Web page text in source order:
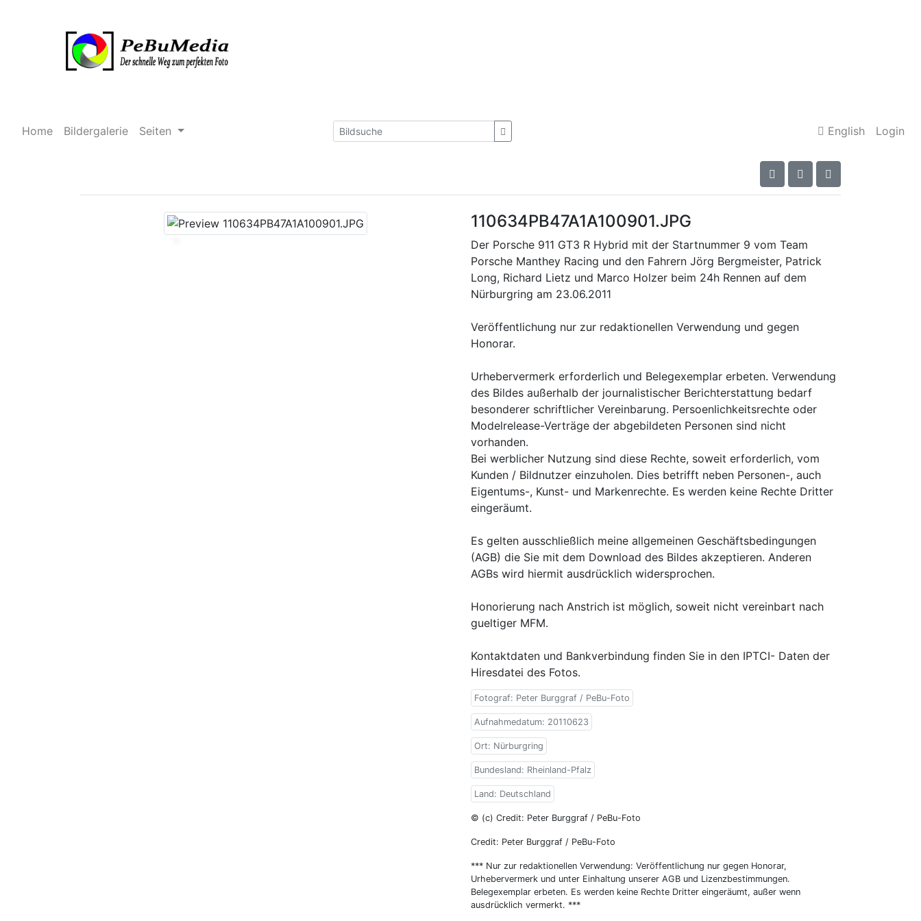
Home Bildergalerie Seiten English Login
110634PB47A1A100901.JPG
Der Porsche 911 GT3 R Hybrid mit der Startnummer 9 vom Team
Porsche Manthey Racing und den Fahrern Jörg Bergmeister, Patrick
Long, Richard Lietz und Marco Holzer beim 24h Rennen auf dem
Nürburgring am 23.06.2011
Veröffentlichung nur zur redaktionellen Verwendung und gegen
Honorar.
Urhebervermerk erforderlich und Belegexemplar erbeten. Verwendung
des Bildes außerhalb der journalistischer Berichterstattung bedarf
besonderer schriftlicher Vereinbarung. Persoenlichkeitsrechte oder
Modelrelease-Verträge der abgebildeten Personen sind nicht
vorhanden.
Bei werblicher Nutzung sind diese Rechte, soweit erforderlich, vom
Kunden / Bildnutzer einzuholen. Dies betrifft neben Personen-, auch
Eigentums-, Kunst- und Markenrechte. Es werden keine Rechte Dritter
eingeräumt.
Es gelten ausschließlich meine allgemeinen Geschäftsbedingungen
(AGB) die Sie mit dem Download des Bildes akzeptieren. Anderen
AGBs wird hiermit ausdrücklich widersprochen.
Honorierung nach Anstrich ist möglich, soweit nicht vereinbart nach
gueltiger MFM.
Kontaktdaten und Bankverbindung finden Sie in den IPTCI- Daten der
Hiresdatei des Fotos.
Fotograf: Peter Burggraf / PeBu-Foto
Aufnahmedatum: 20110623
Ort: Nürburgring
Bundesland: Rheinland-Pfalz
Land: Deutschland
© (c) Credit: Peter Burggraf / PeBu-Foto
Credit: Peter Burggraf / PeBu-Foto
*** Nur zur redaktionellen Verwendung: Veröffentlichung nur gegen Honorar,
Urhebervermerk und unter Einhaltung unserer AGB und Lizenzbestimmungen.
Belegexemplar erbeten. Es werden keine Rechte Dritter eingeräumt, außer wenn
ausdrücklich vermerkt. ***